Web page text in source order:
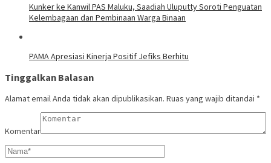
Kunker ke Kanwil PAS Maluku, Saadiah Uluputty Soroti Penguatan
Kelembagaan dan Pembinaan Warga Binaan
PAMA Apresiasi Kinerja Positif Jefiks Berhitu
Tinggalkan Balasan
Alamat email Anda tidak akan dipublikasikan. Ruas yang wajib ditandai *
Komentar